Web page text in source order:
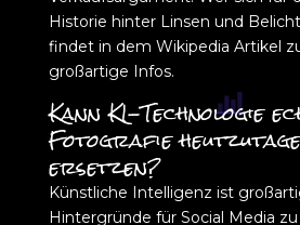
Historie hinter Linsen und
findet in dem Wikipedia Artikel
großartige Infos.
Kann KI-Technologie
Fotografie
ersetzen?
Künstliche Intelligenz ist
Hintergründe für Social Media